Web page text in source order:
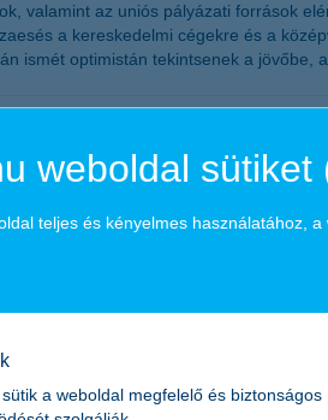
valamint az uniós pályázati források
a kereskedelmi cégekre és a
ismét optimistán tekintsenek a jövőbe,
szerepe a vállalati hitelpiacon nem
a vállalatok részéről, azonban a
juthat, aki időben
weboldal sütiket
teljes és kényelmes használatához,
a weboldal megfelelő és biztonságos